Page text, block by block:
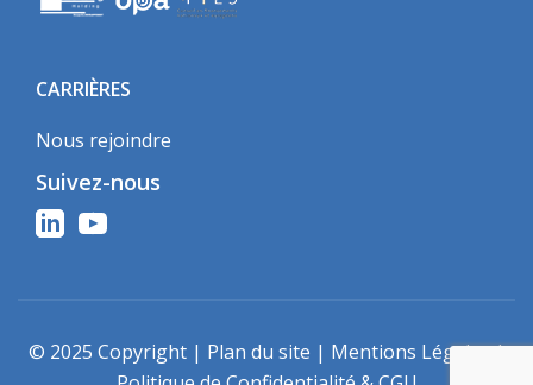
CARRIÈRES
Nous rejoindre
Suivez-nous
© 2025 Copyright | Plan du site | Mentions Légales|